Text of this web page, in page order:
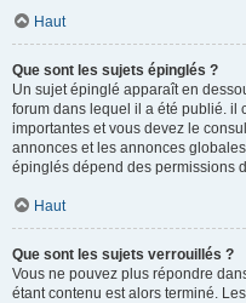
Haut
Que sont les sujets épinglés ?
Un sujet épinglé apparaît en
forum dans lequel il a été publié. il
importantes et vous devez le
annonces et les annonces
épinglés dépend des permissions
Haut
Que sont les sujets verrouillés ?
Vous ne pouvez plus répondre
étant contenu est alors terminé.